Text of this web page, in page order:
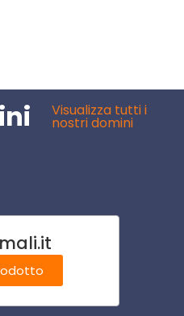
Visualizza tutti i
nostri domini